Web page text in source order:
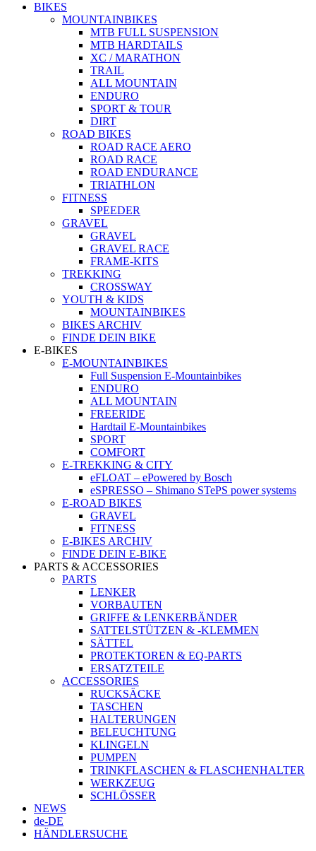
BIKES
MOUNTAINBIKES
MTB FULL SUSPENSION
MTB HARDTAILS
XC / MARATHON
TRAIL
ALL MOUNTAIN
ENDURO
SPORT & TOUR
DIRT
ROAD BIKES
ROAD RACE AERO
ROAD RACE
ROAD ENDURANCE
TRIATHLON
FITNESS
SPEEDER
GRAVEL
GRAVEL
GRAVEL RACE
FRAME-KITS
TREKKING
CROSSWAY
YOUTH & KIDS
MOUNTAINBIKES
BIKES ARCHIV
FINDE DEIN BIKE
E-BIKES
E-MOUNTAINBIKES
Full Suspension E-Mountainbikes
ENDURO
ALL MOUNTAIN
FREERIDE
Hardtail E-Mountainbikes
SPORT
COMFORT
E-TREKKING & CITY
eFLOAT – ePowered by Bosch
eSPRESSO – Shimano STePS power systems
E-ROAD BIKES
GRAVEL
FITNESS
E-BIKES ARCHIV
FINDE DEIN E-BIKE
PARTS & ACCESSORIES
PARTS
LENKER
VORBAUTEN
GRIFFE & LENKERBÄNDER
SATTELSTÜTZEN & -KLEMMEN
SÄTTEL
PROTEKTOREN & EQ-PARTS
ERSATZTEILE
ACCESSORIES
RUCKSÄCKE
TASCHEN
HALTERUNGEN
BELEUCHTUNG
KLINGELN
PUMPEN
TRINKFLASCHEN & FLASCHENHALTER
WERKZEUG
SCHLÖSSER
NEWS
de-DE
HÄNDLERSUCHE